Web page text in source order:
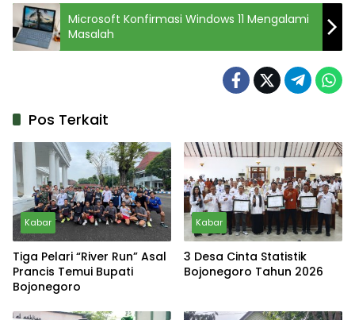
Microsoft Konfirmasi Windows 11 Mengalami
Masalah
Pos Terkait
Kabar
Tiga Pelari “River Run” Asal
Prancis Temui Bupati
Bojonegoro
Kabar
3 Desa Cinta Statistik
Bojonegoro Tahun 2026